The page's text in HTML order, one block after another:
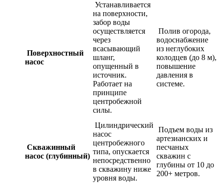
Поверхностный
насос
Устанавливается
на поверхности,
забор воды
осуществляется
через
всасывающий
шланг,
опущенный в
источник.
Работает на
принципе
центробежной
силы.
Полив огорода,
водоснабжение
из неглубоких
колодцев (до 8 м),
повышение
давления в
системе.
Скважинный
насос (глубинный)
Цилиндрический
насос
центробежного
типа, опускается
непосредственно
в скважину ниже
уровня воды.
Подъем воды из
артезианских и
песчаных
скважин с
глубины от 10 до
200+ метров.